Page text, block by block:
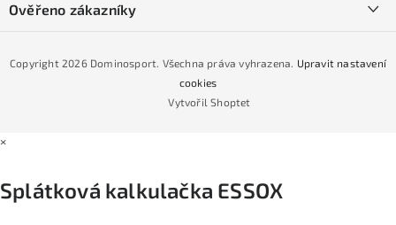
Podmínky GDPR
Podmínky nákupu na splátky ESSOX
Naše prodejna
Ověřeno zákazníky
Vytvořil Shoptet
Copyright 2026 Dominosport. Všechna práva vyhrazena. Upravit nastavení
cookies
×
Splátková kalkulačka ESSOX